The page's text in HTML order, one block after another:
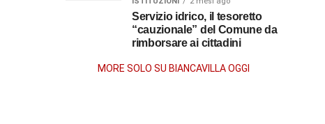
dopo
morte
Servizio idrico, il tesoretto
“cauzionale” del Comune da
rimborsare ai cittadini
MORE SOLO SU BIANCAVILLA OGGI